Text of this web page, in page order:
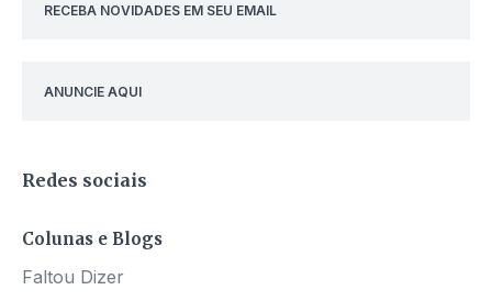
RECEBA NOVIDADES EM SEU EMAIL
ANUNCIE AQUI
Redes sociais
Colunas e Blogs
Faltou Dizer